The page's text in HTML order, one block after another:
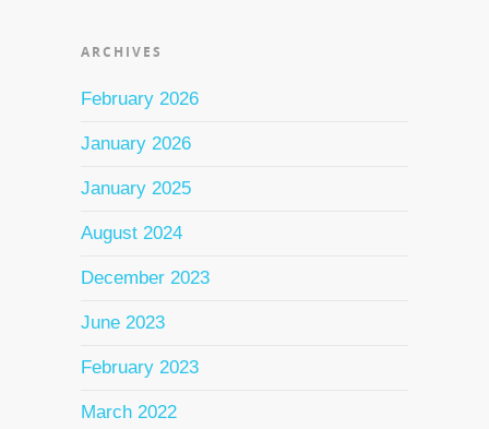
ARCHIVES
February 2026
January 2026
January 2025
August 2024
December 2023
June 2023
February 2023
March 2022